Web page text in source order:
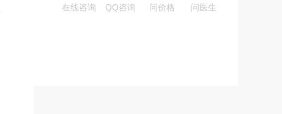
在线咨询 QQ咨询 问价格 问医生